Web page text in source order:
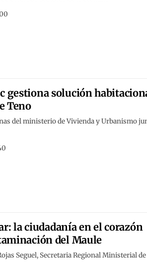
gestiona solución
Teno
del ministerio de Vivienda y Urbanismo
la ciudadanía en el corazón
del Maule
Seguel, Secretaria Regional Ministerial de